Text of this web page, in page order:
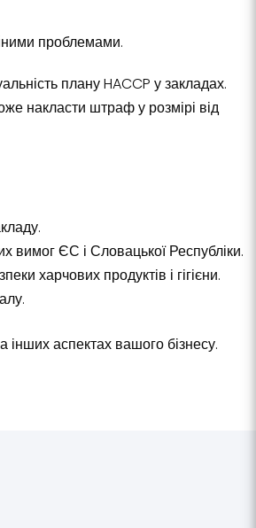
проблемами.
плану HACCP у закладах.
накласти штраф у розмірі від
вимог ЄС і Словацької Республіки.
харчових продуктів і гігієни.
інших аспектах вашого бізнесу.